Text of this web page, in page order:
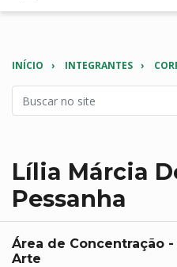
INÍCIO INTEGRANTES
Lília Márcia
Pessanha
Área de Concentração
Arte